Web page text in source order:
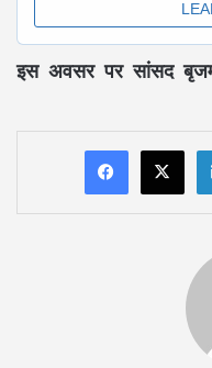
इस अवसर पर सांसद